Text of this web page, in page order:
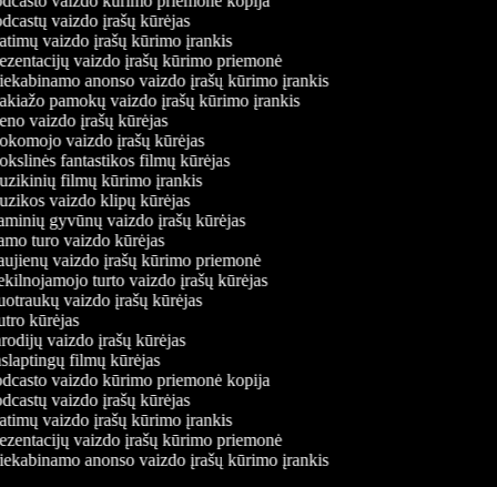
vaizdo įrašų kūrėjas
vaizdo įrašų kūrimo įrankis
vaizdo įrašų kūrimo priemonė
anonso vaizdo įrašų kūrimo įrankis
pamokų vaizdo įrašų kūrimo įrankis
vaizdo įrašų kūrėjas
vaizdo įrašų kūrėjas
fantastikos filmų kūrėjas
filmų kūrimo įrankis
vaizdo klipų kūrėjas
gyvūnų vaizdo įrašų kūrėjas
turo vaizdo kūrėjas
vaizdo įrašų kūrimo priemonė
turto vaizdo įrašų kūrėjas
vaizdo įrašų kūrėjas
kūrėjas
vaizdo įrašų kūrėjas
filmų kūrėjas
vaizdo kūrimo priemonė kopija
vaizdo įrašų kūrėjas
vaizdo įrašų kūrimo įrankis
vaizdo įrašų kūrimo priemonė
anonso vaizdo įrašų kūrimo įrankis